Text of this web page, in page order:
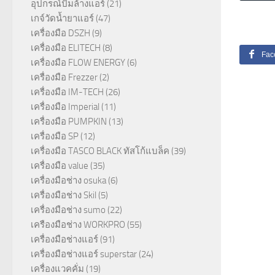
อุปกรณ์ปั๊มล้างแอร์ (21)
เกจ์วัดน้ำยาแอร์ (47)
เครื่องมือ DSZH (9)
เครื่องมือ ELITECH (8)
เครื่องมือ FLOW ENERGY (6)
เครื่องมือ Frezzer (2)
เครื่องมือ IM-TECH (26)
เครื่องมือ Imperial (11)
เครื่องมือ PUMPKIN (13)
เครื่องมือ SP (12)
เครื่องมือ TASCO BLACK ทัสโก้แบล็ค (39)
เครื่องมือ value (35)
เครื่องมือช่าง osuka (6)
เครื่องมือช่าง Skil (5)
เครื่องมือช่าง sumo (22)
เครืองมือช่าง WORKPRO (55)
เครื่องมือช่างแอร์ (91)
เครื่องมือช่างแอร์ superstar (24)
เครื่องแวคคั่ม (19)